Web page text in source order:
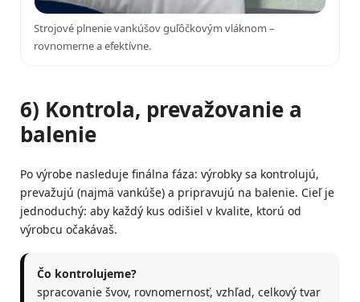
Strojové plnenie vankúšov guľôčkovým vláknom –
rovnomerne a efektívne.
6) Kontrola, prevažovanie a
balenie
Po výrobe nasleduje finálna fáza: výrobky sa kontrolujú,
prevažujú (najmä vankúše) a pripravujú na balenie. Cieľ je
jednoduchý: aby každý kus odišiel v kvalite, ktorú od
výrobcu očakávaš.
Čo kontrolujeme?
spracovanie švov, rovnomernosť, vzhľad, celkový tvar